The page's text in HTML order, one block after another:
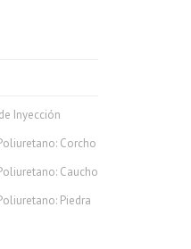
Inyección
Corcho
Caucho
Piedra